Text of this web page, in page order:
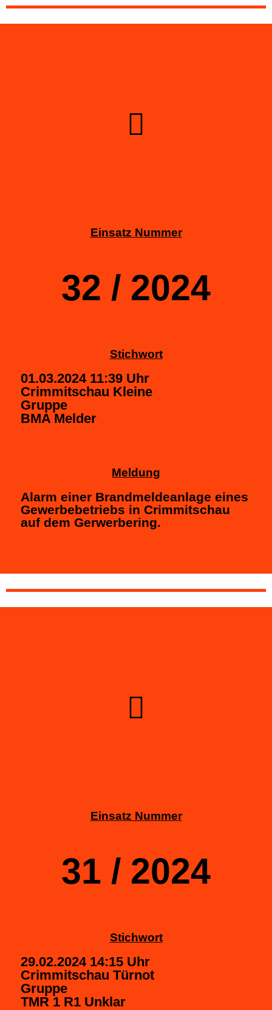
Einsatz Nummer
32 / 2024
Stichwort
01.03.2024 11:39 Uhr
Crimmitschau Kleine
Gruppe
BMA Melder
Meldung
Alarm einer Brandmeldeanlage eines
Gewerbebetriebs in Crimmitschau
auf dem Gerwerbering.
Einsatz Nummer
31 / 2024
Stichwort
29.02.2024 14:15 Uhr
Crimmitschau Türnot
Gruppe
TMR 1 R1 Unklar